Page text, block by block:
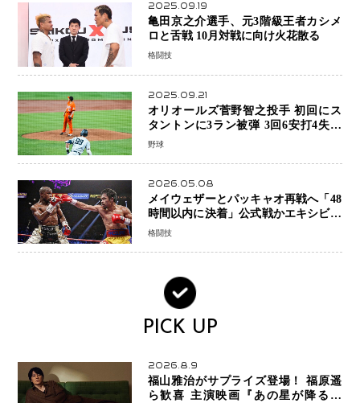
2025.09.19
亀田京之介選手、元3階級王者カシメ
格闘技
2025.09.21
オリオールズ菅野智之投手 初回にス
タントンに3ラン被弾 3回6安打4失点
で降板
野球
2026.05.08
メイウェザーとパッキャオ再戦へ「48
時間以内に決着」公式戦かエキシビシ
ョンか混迷続く
格闘技
PICK UP
2026.8.9
福山雅治がサプライズ登場！ 福原遥
ら歓喜 主演映画『あの星が降る丘